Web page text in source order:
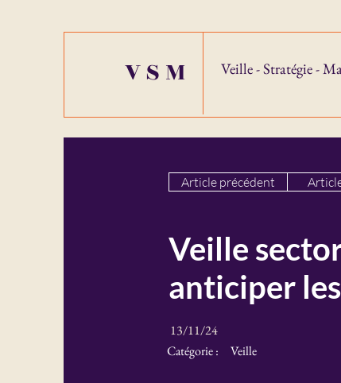
VSM Veille - Stratégie -
Article précédent
Veille
anticiper
13/11/24
Catégorie :
Veille